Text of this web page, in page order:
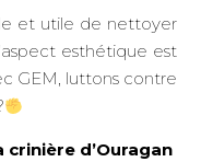
et utile de nettoyer
esthétique est
GEM, luttons contre
d’Ouragan